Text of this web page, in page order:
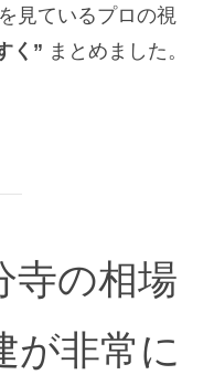
見ているプロの視
く” まとめました。
の相場
が非常に